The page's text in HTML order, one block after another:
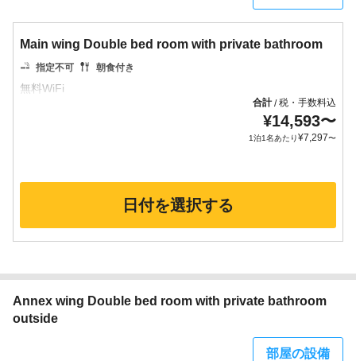
Main wing Double bed room with private bathroom
指定不可 朝食付き
合計/税・手数料込
¥14,593〜
1泊1名あたり¥7,297〜
日付を選択する
Annex wing Double bed room with private bathroom
outside
部屋の設備